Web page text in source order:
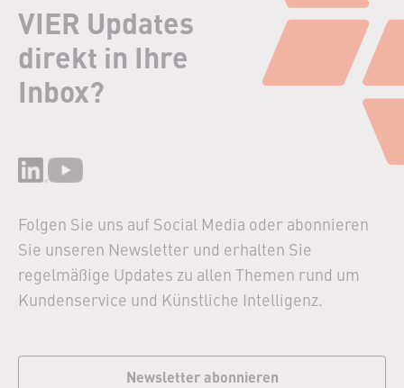
VIER Updates
direkt in Ihre
Inbox?
Folgen Sie uns auf Social Media oder abonnieren
Sie unseren Newsletter und erhalten Sie
regelmäßige Updates zu allen Themen rund um
Kundenservice und Künstliche Intelligenz.
Newsletter abonnieren